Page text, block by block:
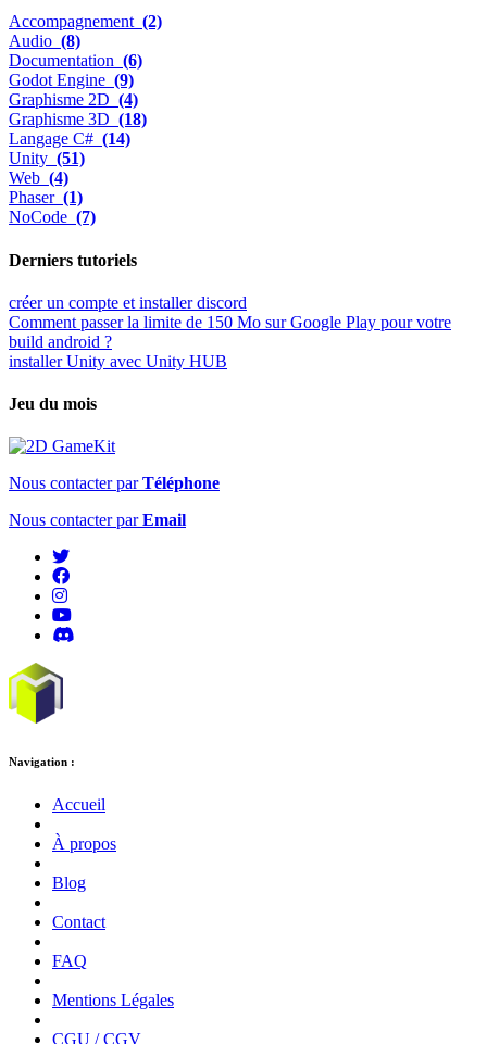
Accompagnement (2)
Audio (8)
Documentation (6)
Godot Engine (9)
Graphisme 2D (4)
Graphisme 3D (18)
Langage C# (14)
Unity (51)
Web (4)
Phaser (1)
NoCode (7)
Derniers tutoriels
créer un compte et installer discord
Comment passer la limite de 150 Mo sur Google Play pour votre
build android ?
installer Unity avec Unity HUB
Jeu du mois
Nous contacter parTéléphone
Nous contacter parEmail
Navigation :
Accueil
À propos
Blog
Contact
FAQ
Mentions Légales
CGU / CGV